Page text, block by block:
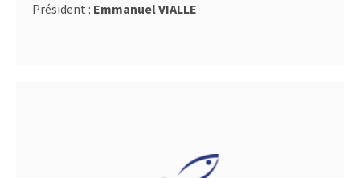
Président : Emmanuel VIALLE